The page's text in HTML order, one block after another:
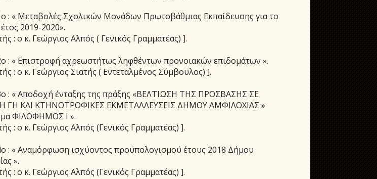
: « Μεταβολές Σχολικών Μονάδων Πρωτοβάθμιας Εκπαίδευσης για το
2019-2020».
: ο κ. Γεώργιος Αλπός ( Γενικός Γραμματέας) ].
: « Επιστροφή αχρεωστήτως ληφθέντων προνοιακών επιδομάτων ».
: ο κ. Γεώργιος Σιατής ( Εντεταλμένος Σύμβουλος) ].
: « Αποδοχή ένταξης της πράξης «ΒΕΛΤΙΩΣΗ ΤΗΣ ΠΡΟΣΒΑΣΗΣ ΣΕ
ΓΗ ΚΑΙ ΚΤΗΝΟΤΡΟΦΙΚΕΣ ΕΚΜΕΤΑΛΛΕΥΣΕΙΣ ΔΗΜΟΥ ΑΜΦΙΛΟΧΙΑΣ »
ΦΙΛΟΦΗΜΟΣ Ι ».
: ο κ. Γεώργιος Αλπός (Γενικός Γραμματέας) ].
: « Αναμόρφωση ισχύοντος προϋπολογισμού έτους 2018 Δήμου
».
: ο κ. Γεώργιος Αλπός (Γενικός Γραμματέας) ].